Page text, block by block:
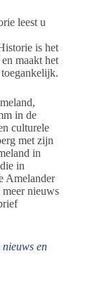
leest u
is het
maakt het
in de
culturele
met zijn
in
in
Amelander
nieuws
en